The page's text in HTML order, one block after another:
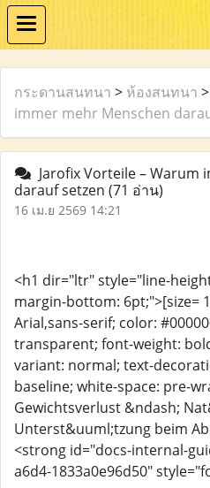
กระดานสนทนา > ห้องสนทนา >
immer mehr Menschen
Jarofix Vorteile – Warum
darauf setzen (71 อ่าน)
16 เม.ย 2569 14:21
<h1 dir="ltr" style="line-
margin-bottom: 6pt;">[size=
Arial,sans-serif; color:
transparent; font-weight:
variant: normal; text-
baseline; white-space: pre-
Gewichtsverlust &ndash;
Unterst&uuml;tzung beim
<strong id="docs-internal-
a6d4-1833a0e96d50"